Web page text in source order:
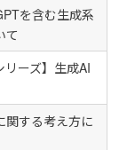
を含む生成系
て
リーズ】生成AI
する考え方に